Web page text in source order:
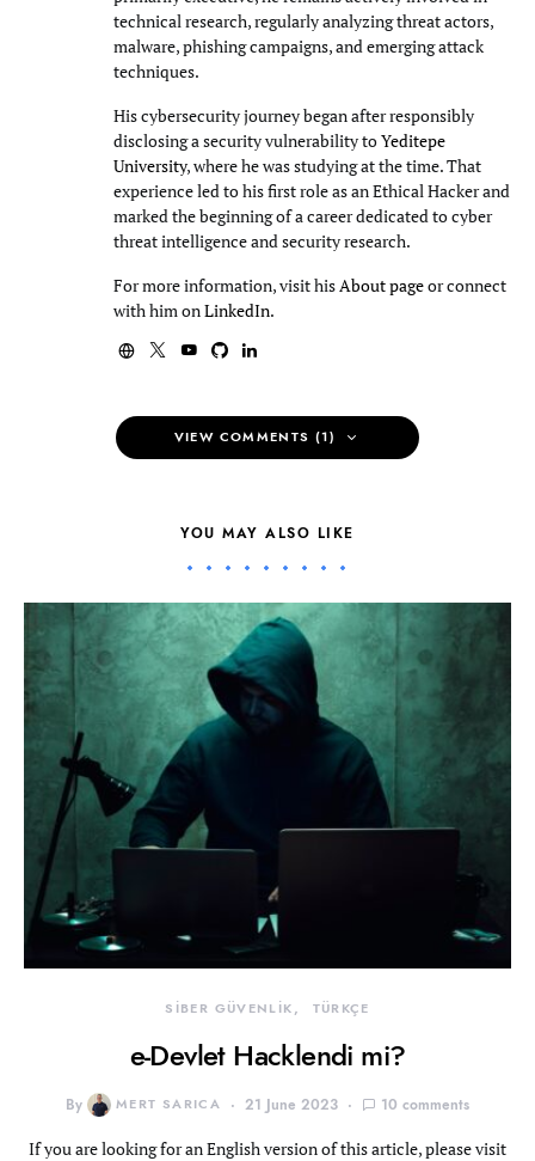
technical research, regularly analyzing threat actors,
malware, phishing campaigns, and emerging attack
techniques.
His cybersecurity journey began after responsibly
disclosing a security vulnerability toYeditepe
University, where he was studying at the time. That
experience led to his first role as an Ethical Hacker and
marked the beginning of a career dedicated to cyber
threat intelligence and security research.
For more information, visit hisAbout pageor connect
with him onLinkedIn.
VIEW COMMENTS (1)
YOU MAY ALSO LIKE
SİBER GÜVENLİK TÜRKÇE
e-Devlet Hacklendi mi?
By MERT SARICA 21 June 2023 10 comments
If you are looking for an English version of this article, please visit